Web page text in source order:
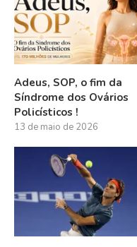
Adeus, SOP, o fim da
Síndrome dos Ovários
Policísticos !
13 de maio de 2026